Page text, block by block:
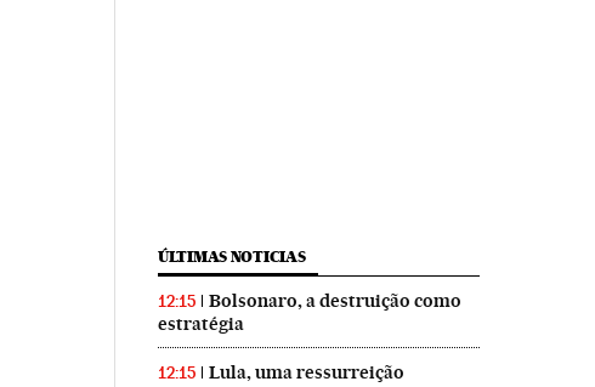
ÚLTIMAS NOTICIAS
12:15
Bolsonaro, a destruição como
estratégia
12:15 Lula, uma ressurreição